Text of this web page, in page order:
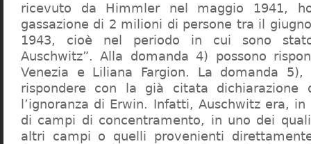
ricevuto da Himmler nel maggio 1941,
gassazione di 2 milioni di persone tra il
1943, cioè nel periodo in cui sono
Auschwitz”. Alla domanda 4) possono
Venezia e Liliana Fargion. La domanda
rispondere con la già citata dichiarazione
l’ignoranza di Erwin. Infatti, Auschwitz era,
di campi di concentramento, in uno dei
altri campi o quelli provenienti